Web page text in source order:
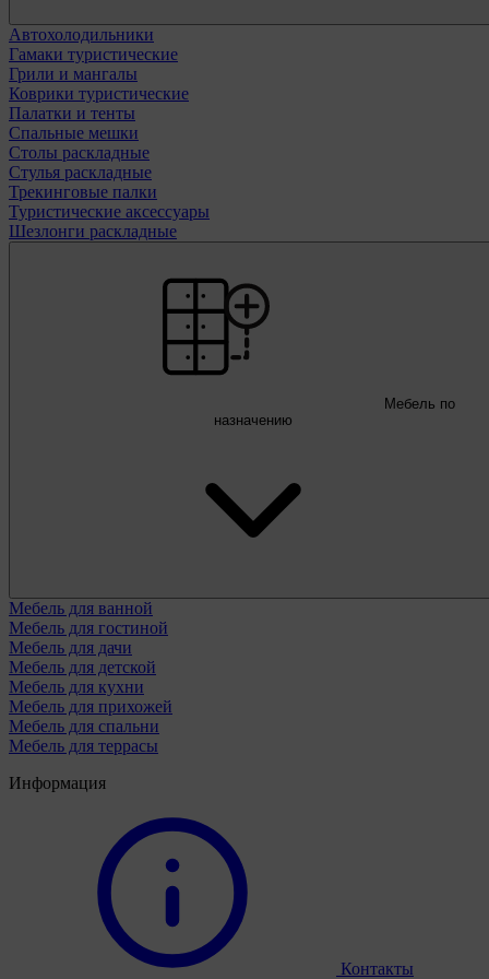
Автохолодильники
Гамаки туристические
Грили и мангалы
Коврики туристические
Палатки и тенты
Спальные мешки
Столы раскладные
Стулья раскладные
Трекинговые палки
Туристические аксессуары
Шезлонги раскладные
Мебель по
назначению
Мебель для ванной
Мебель для гостиной
Мебель для дачи
Мебель для детской
Мебель для кухни
Мебель для прихожей
Мебель для спальни
Мебель для террасы
Информация
Контакты